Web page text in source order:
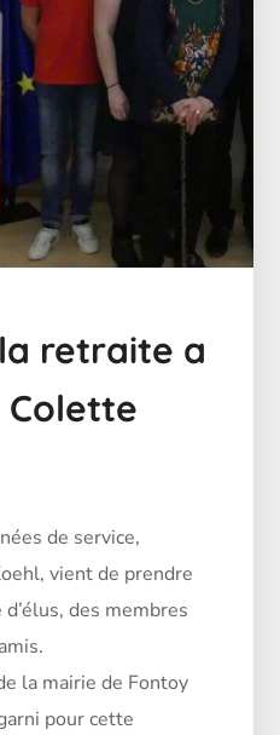
retraite a
Colette
de service,
vient de prendre
des membres
la mairie de Fontoy
pour cette